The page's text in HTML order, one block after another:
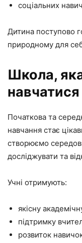
соціальних
Дитина поступово
природному для
Школа,
навчатися
Початкова та
навчання стає
створюємо
досліджувати та
Учні отримують:
якісну
підтримку
розвиток